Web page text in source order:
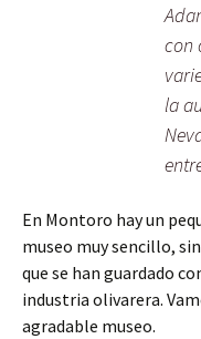
con
la
En Montoro hay un
museo muy sencillo,
que se han guardado
industria olivarera.
agradable museo.